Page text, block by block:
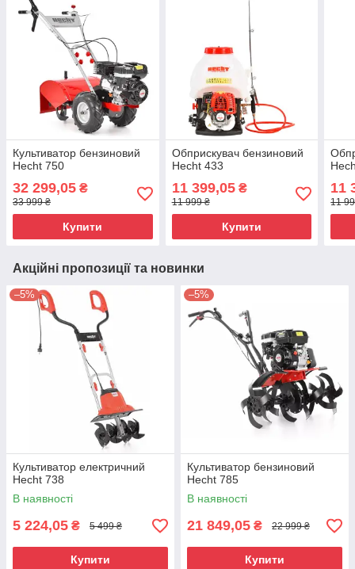
Культиватор бензиновий
Hecht 750
32 299,05 ₴
33 999 ₴
Купити
Обприскувач бензиновий
Hecht 433
11 399,05₴
11 999 ₴
Купити
11
11
Акційні пропозиції та новинки
–5%
Культиватор електричний
Hecht 738
В наявності
5 224,05 ₴ 5 499 ₴
Купити
–5%
Культиватор бензиновий
Hecht 785
В наявності
21 849,05 ₴ 22 999 ₴
Купити